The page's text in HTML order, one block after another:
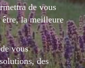
de vous
être, la meilleure
vous
des